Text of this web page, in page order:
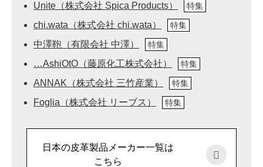
Unite（株式会社 Spica Products） 特集
chi.wata（株式会社 chi.wata） 特集
中澤鞄（有限会社 中澤） 特集
…AshiOtO（藤原化工株式会社） 特集
ANNAK（株式会社 三竹産業） 特集
Foglia（株式会社 リーブス） 特集
日本の皮革製品メーカー一覧は
こちら